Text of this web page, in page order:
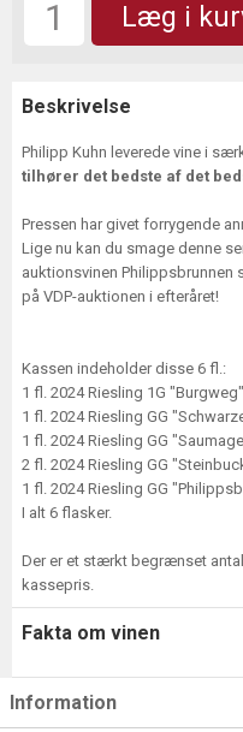
Læg i
Beskrivelse
Philipp Kuhn leverede vine i
tilhører det bedste af det
Pressen har givet forrygende
Lige nu kan du smage denne
auktionsvinen Philippsbrunnen
på VDP-auktionen i efteråret!
Kassen indeholder disse 6 fl.:
1 fl. 2024 Riesling 1G "Burgweg"
1 fl. 2024 Riesling GG
1 fl. 2024 Riesling GG
2 fl. 2024 Riesling GG
1 fl. 2024 Riesling GG
I alt 6 flasker.
Der er et stærkt begrænset
kassepris.
Fakta om vinen
Information